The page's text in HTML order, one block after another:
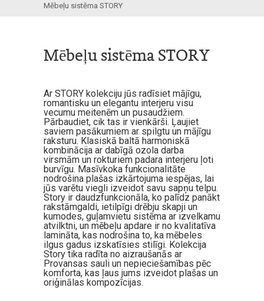
Mēbeļu sistēma STORY
Mēbeļu sistēma STORY
Ar STORY kolekciju jūs radīsiet mājīgu,
romantisku un elegantu interjeru visu
vecumu meitenēm un pusaudžiem.
Pārbaudiet, cik tas ir vienkārši. Ļaujiet
saviem pasākumiem ar spilgtu un mājīgu
raksturu. Klasiskā baltā harmoniskā
kombinācija ar dabīgā ozola darba
virsmām un rokturiem padara interjeru ļoti
burvīgu. Masīvkoka funkcionalitāte
nodrošina plašas izkārtojuma iespējas, lai
jūs varētu viegli izveidot savu sapņu telpu.
Story ir daudzfunkcionāla, ko palīdz panākt
rakstāmgaldi, ietilpīgi drēbju skapji un
kumodes, guļamvietu sistēma ar izvelkamu
atvilktni, un mēbeļu apdare ir no kvalitatīva
lamināta, kas nodrošina to, ka mēbeles
ilgus gadus izskatīsies stilīgi. Kolekcija
Story tika radīta no aizraušanās ar
Provansas sauli un nepieciešamības pēc
komforta, kas ļaus jums izveidot plašas un
oriģinālas kompozīcijas.